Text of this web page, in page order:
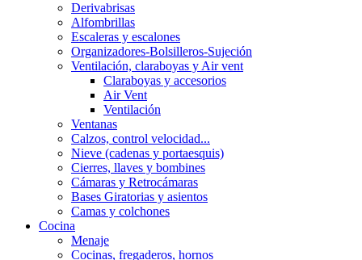
Derivabrisas
Alfombrillas
Escaleras y escalones
Organizadores-Bolsilleros-Sujeción
Ventilación, claraboyas y Air vent
Claraboyas y accesorios
Air Vent
Ventilación
Ventanas
Calzos, control velocidad...
Nieve (cadenas y portaesquis)
Cierres, llaves y bombines
Cámaras y Retrocámaras
Bases Giratorias y asientos
Camas y colchones
Cocina
Menaje
Cocinas, fregaderos, hornos